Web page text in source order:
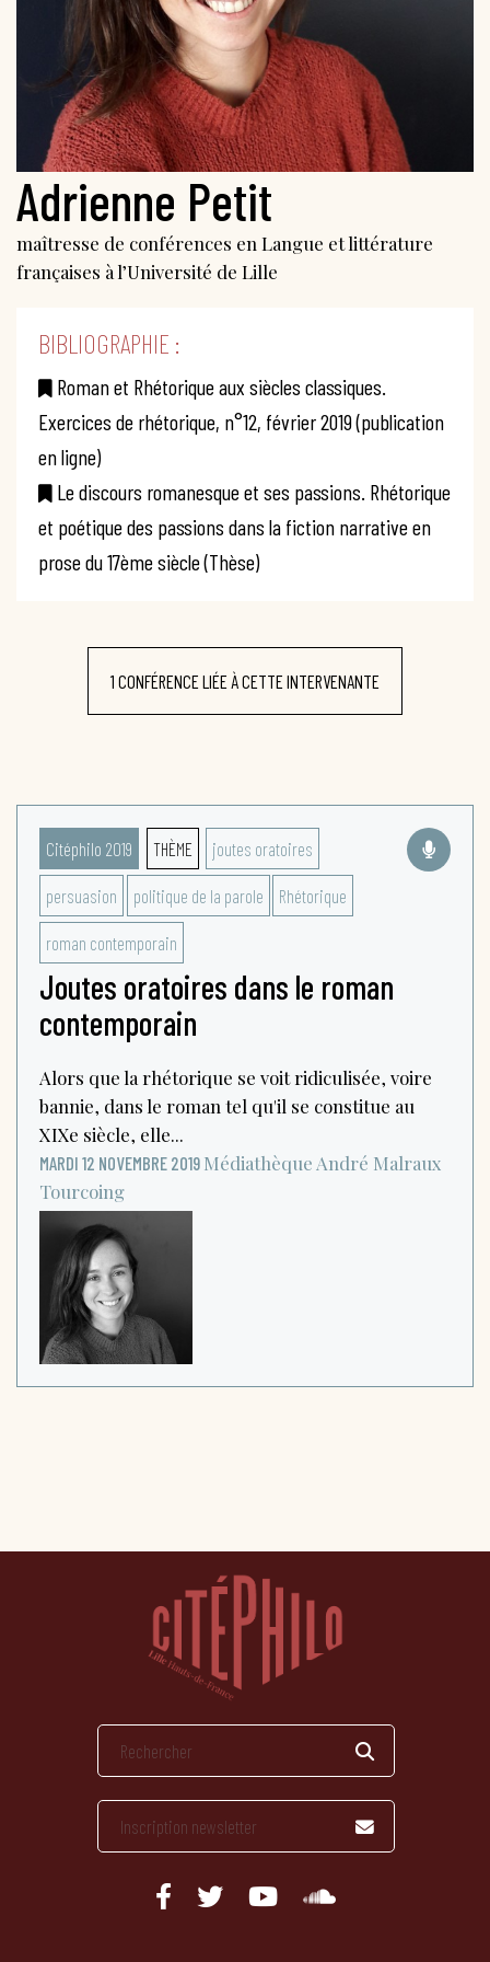
Adrienne Petit
maîtresse de conférences en Langue et littérature
françaises à l’Université de Lille
BIBLIOGRAPHIE :
Roman et Rhétorique aux siècles classiques.
Exercices de rhétorique, n°12, février 2019 (publication
en ligne)
Le discours romanesque et ses passions. Rhétorique
et poétique des passions dans la fiction narrative en
prose du 17ème siècle (Thèse)
1 CONFÉRENCE LIÉE À CETTE INTERVENANTE
Citéphilo 2019 THÈME joutes oratoires
persuasion politique de la parole Rhétorique
roman contemporain
Joutes oratoires dans le roman
contemporain
Alors que la rhétorique se voit ridiculisée, voire
bannie, dans le roman tel qu'il se constitue au
XIXe siècle, elle...
MARDI 12 NOVEMBRE 2019 Médiathèque André Malraux
Tourcoing